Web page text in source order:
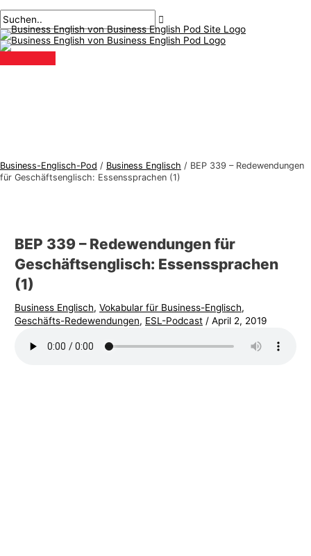
Inhalt
springen
Business-Englisch-Pod / Business Englisch / BEP 339 – Redewendungen
für Geschäftsenglisch: Essenssprachen (1)
BEP 339 – Redewendungen für
Geschäftsenglisch: Essenssprachen
(1)
Business Englisch,Vokabular für Business-Englisch,
Geschäfts-Redewendungen, ESL-Podcast /April 2, 2019
Sie
hier
ein..
B
u
s
i
E
i
s
c
h
-
S
u
c
h
h